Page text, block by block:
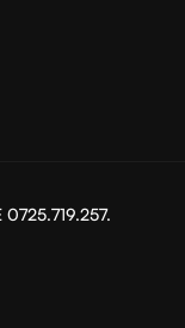
0725.719.257.